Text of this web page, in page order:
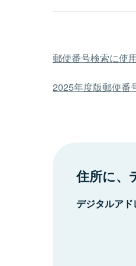
郵便番号検索に使
2025年度版郵便番
住所に、
デジタルア